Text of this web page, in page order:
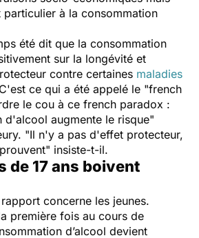
à la consommation
été dit que la consommation
sur la longévité et
contre certaines maladies
ce qui a été appelé le "french
le cou à ce french paradox :
d'alcool augmente le risque"
"Il n'y a pas d'effet protecteur,
insiste-t-il.
de 17 ans boivent
concerne les jeunes.
première fois au cours de
d’alcool devient